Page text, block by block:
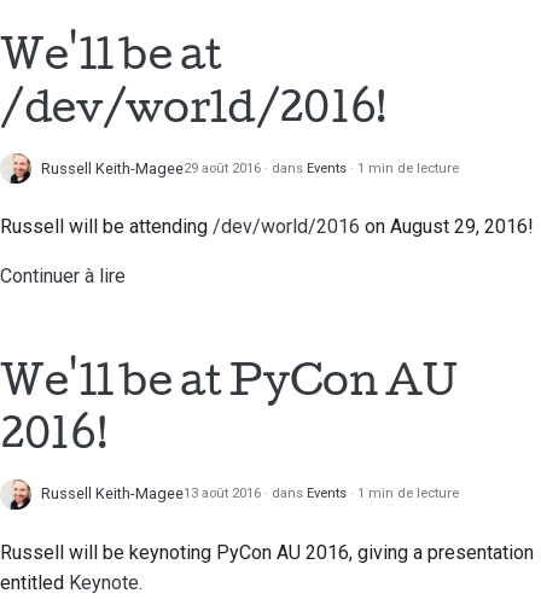
modification
Soumettre une
Proposer une nouvelle
fonctionnalité
des demandes
We'll be at
/dev/world/2016!
Russell Keith-Magee29 août 2016 dans Events 1 min de lecture
Russell will be attending /dev/world/2016 on August 29, 2016!
Continuer à lire
We'll be at PyCon AU
2016!
Russell Keith-Magee13 août 2016 dans Events 1 min de lecture
Russell will be keynoting PyCon AU 2016, giving a presentation
entitled Keynote.